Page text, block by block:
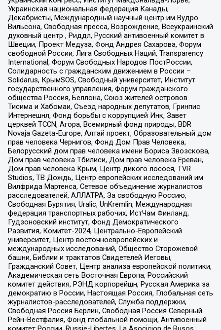
Украинская национальная федерация Канады,
Декабристы, Международный научный центр им Вудро
Вильсона, Свободная пресса, Возрождение, Всеукраинский
духовный центр , Риддл, Русский антивоенный комитет в
Швеции, Проект Медуза, Фонд Андрея Сахарова, Форум
свободной России, Лига Свободных Наций, Transparеncy
International, Форум Свободных Народов ПостРоссии,
Солидарность с гражданским движением в России –
Solidarus, КрымSOS, Свободный университет, Институт
государственного управления, Форум гражданского
общества Россия, Беллона, Союз жителей островов
Тисима и Хабомаи, Съезд народных депутатов, Гринпис
Интернешнл, Фонд борьбы с коррупцией Инк, Завет
церквей TCCN, Агора, Всемирный фонд природы, BDR
Novaja Gazeta-Europe, Алтай проект, Образовательный дом
прав человека Чернигов, Фонд Дом Прав Человека,
Белорусский дом прав человека имени Бориса Звозскова,
Дом прав человека Тбилиси, Дом прав человека Ереван,
Дом прав человека Крым, Центр дикого лосося, TVR
Studios, ТВ Дождь, Центр европейских исследований им
Вилфрида Мартенса, Сетевое объединение журналистов
расследователей, АЛЛАТРА, За свободную Россию,
Свободная Бурятия, Uralic, UnKremlin, Международная
федерация транспортных рабочих, ИстЧам Финланд,
Гудзоновский институт, Фонд Демократического
Развития, Комитет-2024, Центрально-Европейский
университет, Центр восточноевропейских и
международных исследований, Общество Сторожевой
башни, Библии и трактатов Свидетелей Иеговы,
Гражданский Совет, Центр анализа европейской политики,
Академическая сеть Восточная Европа, Российский
комитет действия, РЭНД корпорейшн, Русская Америка за
демократию в России, Настоящая Россия, Глобальная сеть
журналистов-расследователей, Служба поддержки,
Свободная Россия Берлин, Свободная Россия Северный
Рейн-Вестфалия, Фонд глобальной помощи, Антивоенный